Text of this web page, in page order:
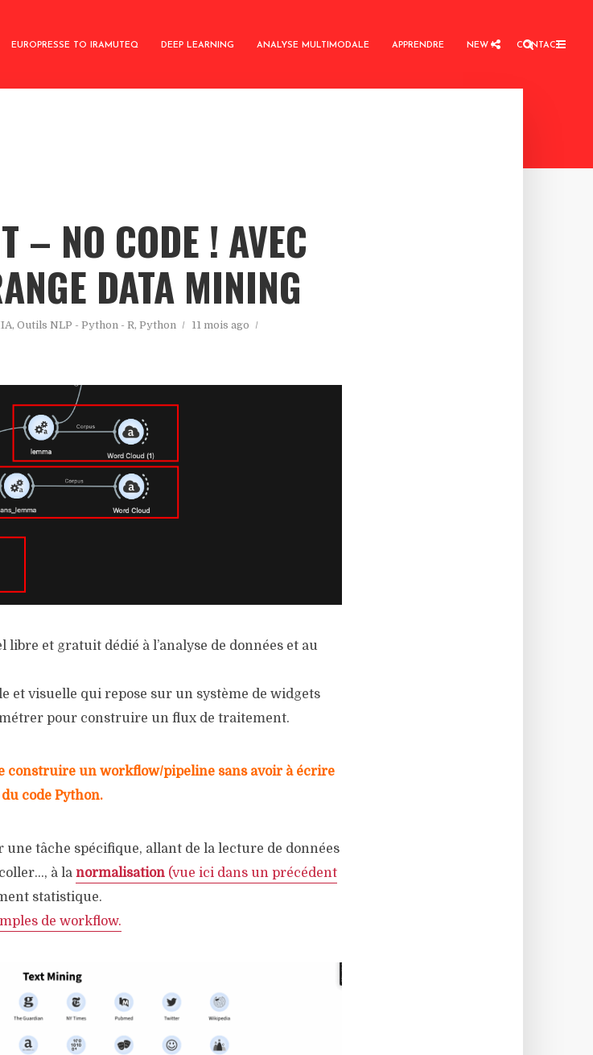
EUROPRESSE TO IRAMUTEQ DEEP LEARNING ANALYSE MULTIMODALE APPRENDRE NEW ! CONTACT
– NO CODE ! AVEC
DATA MINING
, Outils NLP - Python - R, Python
11 mois ago
libre et gratuit dédié à l’analyse de données et au
et visuelle qui repose sur un système de widgets
pour construire un flux de traitement.
construire un workflow/pipeline sans avoir à écrire
du code Python.
tâche spécifique, allant de la lecture de données
à la normalisation (vue ici dans un précédent
statistique.
de workflow.